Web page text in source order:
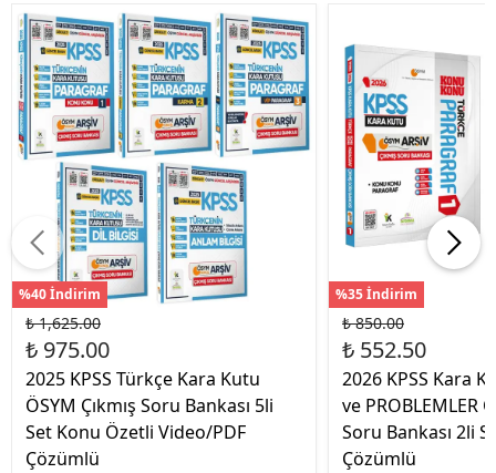
%40 İndirim
₺ 1,625.00
₺ 975.00
2025 KPSS Türkçe Kara Kutu
ÖSYM Çıkmış Soru Bankası 5li
Set Konu Özetli Video/PDF
Çözümlü
%35 İndirim
₺ 850.00
₺ 552.50
2026 KPSS Kara
ve PROBLEMLER
Soru Bankası 2li
Çözümlü